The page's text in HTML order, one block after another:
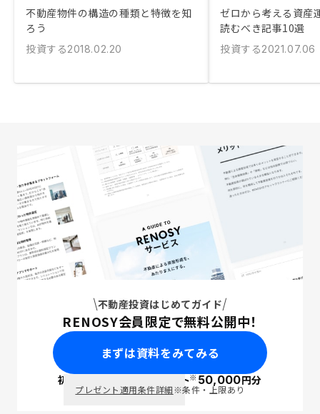
不動産物件の構造の種類と特徴を知
ろう
投資する2018.02.20
ゼロから考える資産
読むべき記事10選
投資する2021.07.06
不動産投資はじめてガイド
RENOSY会員限定で無料公開中！
まずは資料をみてみる
初回面談で ポイント※50,000円分
プレゼント適用条件詳細※条件・上限あり